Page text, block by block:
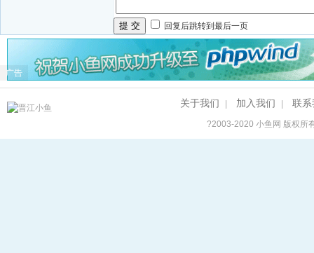
提 交 回复后跳转到最后一页
广告
关于我们 加入我们 联系
?2003-2020小鱼网 版权所